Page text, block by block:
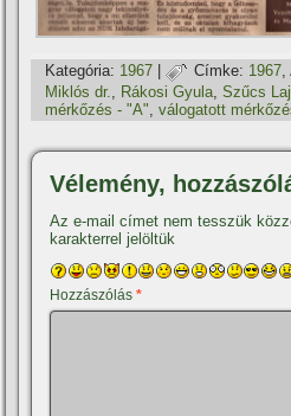
Kategória: 1967 | Címke: 1967,
Miklós dr., Rákosi Gyula,Szűcs
mérkőzés - "A",válogatott
Vélemény,
Az e-mail címet nem tesszük
karakterrel jelöltük
Hozzászólás*